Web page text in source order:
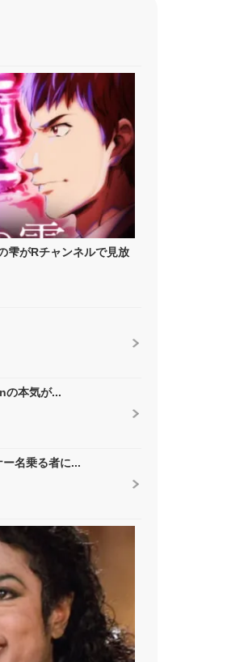
雫がRチャンネルで見放
の本気が...
名乗る者に...